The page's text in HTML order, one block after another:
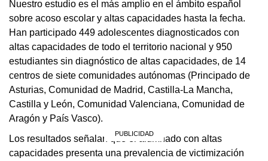
Nuestro estudio es el más amplio en el ámbito español
sobre acoso escolar y altas capacidades hasta la fecha.
Han participado 449 adolescentes diagnosticados con
altas capacidades de todo el territorio nacional y 950
estudiantes sin diagnóstico de altas capacidades, de 14
centros de siete comunidades autónomas (Principado de
Asturias, Comunidad de Madrid, Castilla-La Mancha,
Castilla y León, Comunidad Valenciana, Comunidad de
Aragón y País Vasco).
Los resultados señalan que el alumnado con altas
capacidades presenta una prevalencia de victimización